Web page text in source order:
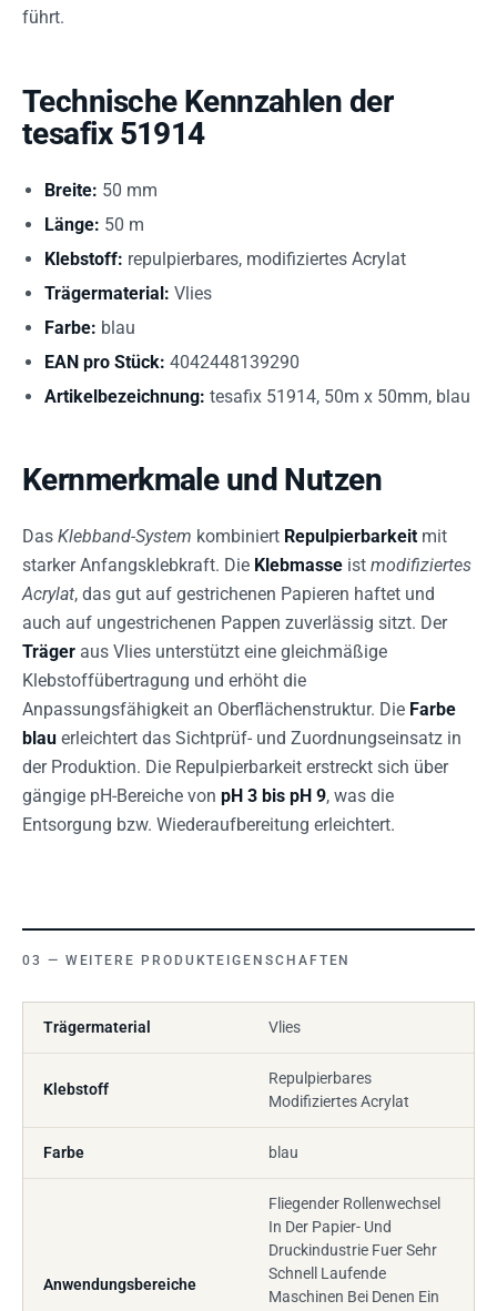
führt.
Technische Kennzahlen der
tesafix 51914
Breite: 50 mm
Länge: 50 m
Klebstoff: repulpierbares, modifiziertes Acrylat
Trägermaterial: Vlies
Farbe: blau
EAN pro Stück: 4042448139290
Artikelbezeichnung: tesafix 51914, 50m x 50mm, blau
Kernmerkmale und Nutzen
Das Klebband-System kombiniert Repulpierbarkeit mit
starker Anfangsklebkraft. Die Klebmasse ist modifiziertes
Acrylat, das gut auf gestrichenen Papieren haftet und
auch auf ungestrichenen Pappen zuverlässig sitzt. Der
Träger aus Vlies unterstützt eine gleichmäßige
Klebstoffübertragung und erhöht die
Anpassungsfähigkeit an Oberflächenstruktur. Die Farbe
blau erleichtert das Sichtprüf- und Zuordnungseinsatz in
der Produktion. Die Repulpierbarkeit erstreckt sich über
gängige pH-Bereiche von pH 3 bis pH 9, was die
Entsorgung bzw. Wiederaufbereitung erleichtert.
WEITERE PRODUKTEIGENSCHAFTEN
Trägermaterial Vlies
Klebstoff
Repulpierbares
Modifiziertes Acrylat
Farbe blau
Anwendungsbereiche
Fliegender Rollenwechsel
In Der Papier- Und
Druckindustrie Fuer Sehr
Schnell Laufende
Maschinen Bei Denen Ein